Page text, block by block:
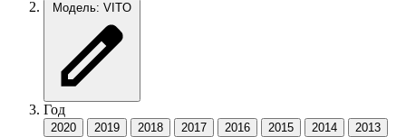
Модель: VITO
Год
2020 2019 2018 2017 2016 2015 2014
2013